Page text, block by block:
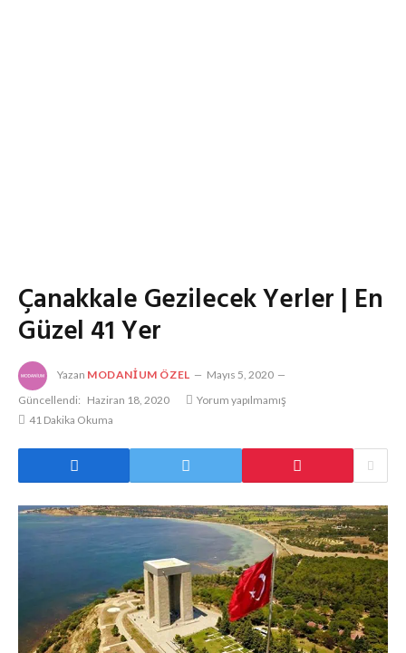
Çanakkale Gezilecek Yerler | En
Güzel 41 Yer
Yazan MODANIUM ÖZEL
Mayıs 5, 2020
Güncellendi: Haziran 18, 2020
Yorum yapılmamış
41 Dakika Okuma